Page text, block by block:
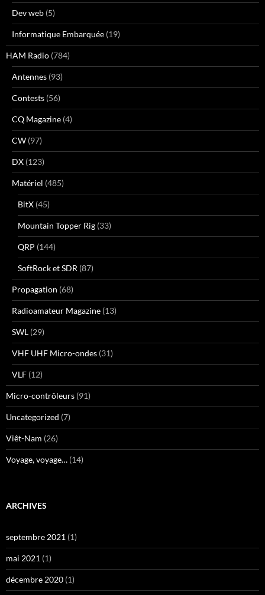
Dev web (5)
Informatique Embarquée (19)
HAM Radio (784)
Antennes (93)
Contests (56)
CQ Magazine (4)
CW (97)
DX (123)
Matériel (485)
BitX (45)
Mountain Topper Rig (33)
QRP (144)
SoftRock et SDR (87)
Propagation (68)
Radioamateur Magazine (13)
SWL (29)
VHF UHF Micro-ondes (31)
VLF (12)
Micro-contrôleurs (91)
Uncategorized (7)
Viêt-Nam (26)
Voyage, voyage… (14)
ARCHIVES
septembre 2021 (1)
mai 2021 (1)
décembre 2020 (1)